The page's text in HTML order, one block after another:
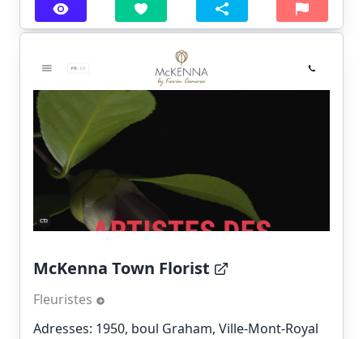
McKenna Town Florist
Fleuristes
Adresses: 1950, boul Graham, Ville-Mont-Royal